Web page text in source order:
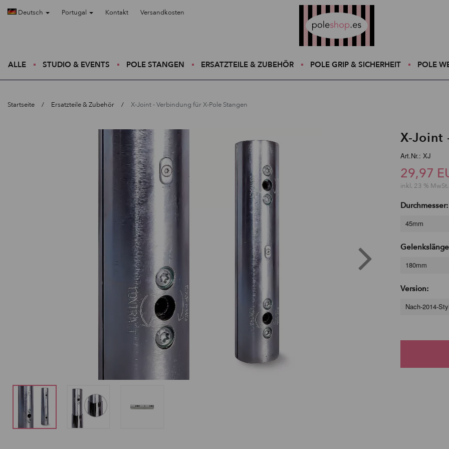
Deutsch Portugal Kontakt Versandkosten
ALLE STUDIO & EVENTS POLE STANGEN ERSATZTEILE & ZUBEHÖR POLE GRIP & SICHERHEIT POLE
Startseite Ersatzteile & Zubehör X-Joint - Verbindung für X-Pole Stangen
X-Joint
Art.Nr.: XJ
29,97
inkl. 23 %
Durchmesser:
45mm
180mm
Version:
Nach-2014-